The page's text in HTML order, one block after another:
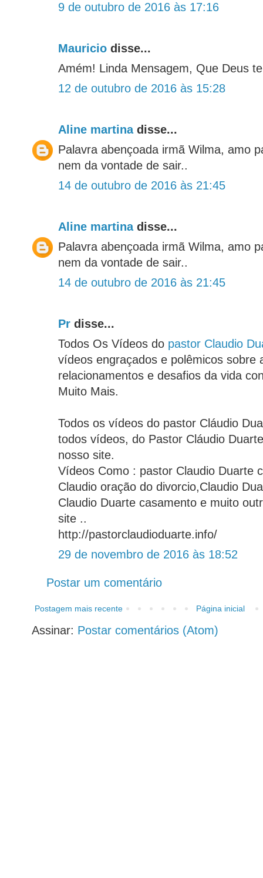
9 de outubro de 2016 às 17:16
Mauricio disse...
Amém! Linda Mensagem, Que Deus
12 de outubro de 2016 às 15:28
Aline martinadisse...
Palavra abençoada irmã Wilma, amo
nem da vontade de sair..
14 de outubro de 2016 às 21:45
Aline martinadisse...
Palavra abençoada irmã Wilma, amo
nem da vontade de sair..
14 de outubro de 2016 às 21:45
Pr disse...
Todos Os Vídeos do pastor Claudio
vídeos engraçados e polêmicos sobre
relacionamentos e desafios da vida
Muito Mais.
Todos os vídeos do pastor Cláudio
todos vídeos, do Pastor Cláudio
nosso site.
Vídeos Como : pastor Claudio Duarte
Claudio oração do divorcio,Claudio
Claudio Duarte casamento e muito
site ..
http://pastorclaudioduarte.info/
29 de novembro de 2016 às 18:52
Postar um comentário
Postagem mais recente Página inicial
Assinar: Postar comentários (Atom)